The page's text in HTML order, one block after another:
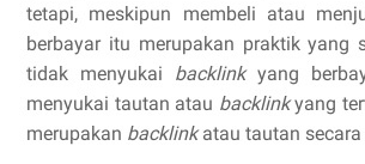
tetapi, meskipun membeli atau
berbayar itu merupakan praktik yang
tidak menyukai backlink yang
menyukai tautan atau backlinkyang
merupakan backlinkatau tautan